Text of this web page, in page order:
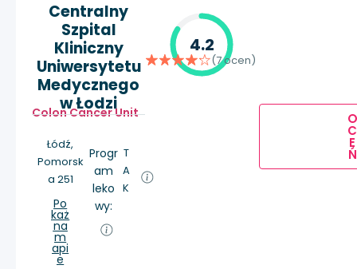
Centralny
Szpital
Kliniczny
Uniwersytetu
Medycznego
w Łodzi
Colon Cancer Unit
Łódź,
Pomorsk
a 251
Po
każ
na
m
api
e
Progr
am
leko
wy:
T
A
K
4.2
(7 ocen)
O
C
E
Ń